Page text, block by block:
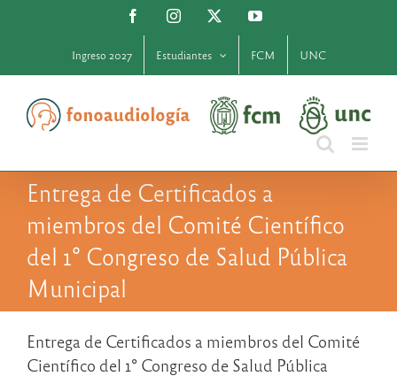
FacebookInstagram YouTube
Ingreso 2027 Estudiantes FCM UNC
Entrega de Certificados a
miembros del Comité Científico
del 1° Congreso de Salud Pública
Municipal
Entrega de Certificados a miembros del Comité
Científico del 1° Congreso de Salud Pública